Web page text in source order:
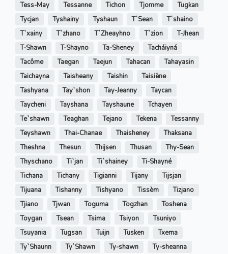
Tess-May
Tessanne Tichon Tjomme
Tugkan
Tycjan
Tyshainy Tyshaun T`Sean
T`shaino
T`xainy
T`zhano T`Zheayhno T`zion
T-Jhean
T-Shawn
T-Shayno Ta-Sheney
Tacháiyná
Tacôme
Taegan Taejun Tahacan
Tahayasin
Taichayna
Taisheany Taishin
Taisiëne
Tashyana
Tay`shon Tay-Jeanny
Taycan
Taycheni
Tayshana Tayshaune
Tchayen
Te`shawn
Teaghan Tejano Tekena
Tessanny
Teyshawn
Thai-Chanae Thaisheney
Thaksana
Theshna
Thesun Thijsen Thusan
Thy-Sean
Thyschano
Ti`jan Ti`shainey
Ti-Shayné
Tichana
Tichany Tigianni Tijany
Tijsjan
Tijuana
Tishanny Tishyano Tissèm
Tizjano
Tjiano
Tjwan Toguma Togzhan
Toshena
Toygan
Tsean Tsima Tsiyon
Tsuniyo
Tsuyania
Tugsan Tuijn Tusken
Txema
Ty`Shaunn
Ty`Shawn Ty-shawn Ty-sheanna